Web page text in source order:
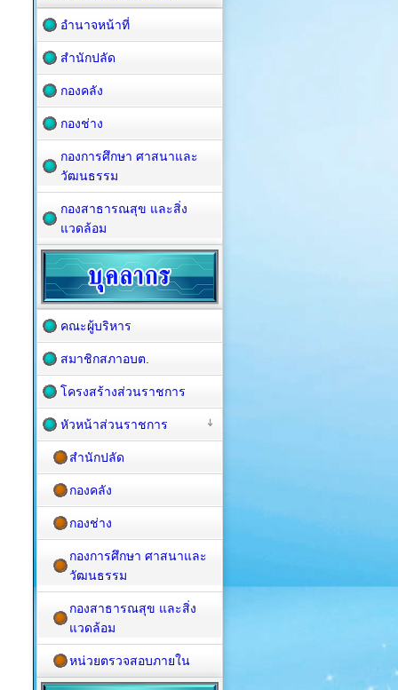
อำนาจหน้าที่
สำนักปลัด
กองคลัง
กองช่าง
กองการศึกษา ศาสนาและ
วัฒนธรรม
กองสาธารณสุข และสิ่ง
แวดล้อม
คณะผู้บริหาร
สมาชิกสภาอบต.
โครงสร้างส่วนราชการ
หัวหน้าส่วนราชการ
สำนักปลัด
กองคลัง
กองช่าง
กองการศึกษา ศาสนาและ
วัฒนธรรม
กองสาธารณสุข และสิ่ง
แวดล้อม
หน่วยตรวจสอบภายใน